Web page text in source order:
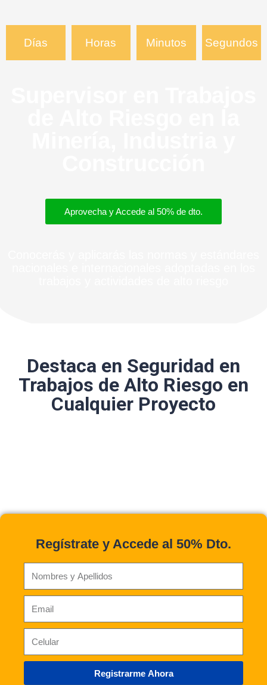
Días Horas Minutos Segundos
Aprovecha y Accede al 50% de dto.
Destaca en Seguridad en
Trabajos de Alto Riesgo en
Cualquier Proyecto
Regístrate y Accede al 50% Dto.
Registrarme Ahora